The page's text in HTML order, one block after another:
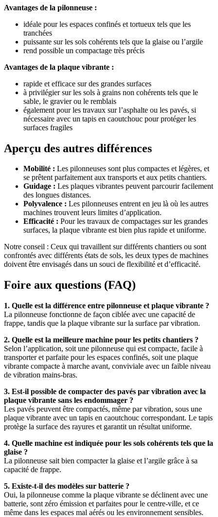
Avantages de la pilonneuse :
idéale pour les espaces confinés et tortueux tels que les
tranchées
puissante sur les sols cohérents tels que la glaise ou l’argile
rend possible un compactage très précis
Avantages de la plaque vibrante :
rapide et efficace sur des grandes surfaces
à privilégier sur les sols à grains non cohérents tels que le
sable, le gravier ou le remblais
également pour les travaux sur l’asphalte ou les pavés, si
nécessaire avec un tapis en caoutchouc pour protéger les
surfaces fragiles
Aperçu des autres différences
Mobilité : Les pilonneuses sont plus compactes et légères, et
se prêtent parfaitement aux transports et aux petits chantiers.
Guidage : Les plaques vibrantes peuvent parcourir facilement
des longues distances.
Polyvalence : Les pilonneuses entrent en jeu là où les autres
machines trouvent leurs limites d’application.
Efficacité : Pour les travaux de compactages sur les grandes
surfaces, la plaque vibrante est bien plus rapide et uniforme.
Notre conseil : Ceux qui travaillent sur différents chantiers ou sont
confrontés avec différents états de sols, les deux types de machines
doivent être envisagés dans un souci de flexibilité et d’efficacité.
Foire aux questions (FAQ)
1. Quelle est la différence entre pilonneuse et plaque vibrante ?
La pilonneuse fonctionne de façon ciblée avec une capacité de
frappe, tandis que la plaque vibrante sur la surface par vibration.
2. Quelle est la meilleure machine pour les petits chantiers ?
Selon l’application, soit une pilonneuse qui est compacte, facile à
transporter et parfaite pour les espaces confinés, soit une plaque
vibrante compacte à marche avant, conviviale avec un faible niveau
de vibration mains-bras.
3. Est-il possible de compacter des pavés par vibration avec la
plaque vibrante sans les endommager ?
Les pavés peuvent être compactés, même par vibration, sous une
plaque vibrante avec un tapis en caoutchouc correspondant. Le tapis
protège la surface des rayures et garantit un résultat uniforme.
4. Quelle machine est indiquée pour les sols cohérents tels que la
glaise ?
La pilonneuse sait bien compacter la glaise et l’argile grâce à sa
capacité de frappe.
5. Existe-t-il des modèles sur batterie ?
Oui, la pilonneuse comme la plaque vibrante se déclinent avec une
batterie, sont zéro émission et parfaites pour le centre-ville, et ce
même dans les espaces mal aérés ou les environnement sensibles.